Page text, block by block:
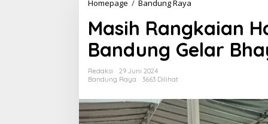
Homepage / Bandung Raya
s
i
h
R
k
Masih Rangkaian
Bandung Gelar
Redaksi
29 Juni 2024
Bandung Raya
3663 Dilihat